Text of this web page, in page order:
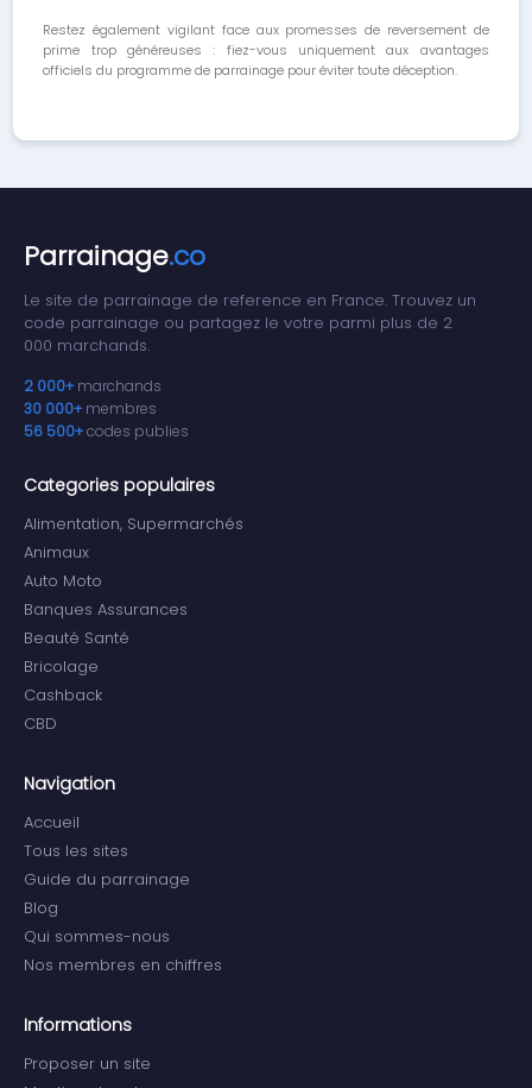
Restez également vigilant face aux promesses de reversement de
prime trop généreuses : fiez-vous uniquement aux avantages
officiels du programme de parrainage pour éviter toute déception.
Parrainage.co
Le site de parrainage de reference en France. Trouvez un
code parrainage ou partagez le votre parmi plus de 2
000 marchands.
2 000+ marchands
30 000+ membres
56 500+codes publies
Categories populaires
Alimentation, Supermarchés
Animaux
Auto Moto
Banques Assurances
Beauté Santé
Bricolage
Cashback
CBD
Navigation
Accueil
Tous les sites
Guide du parrainage
Blog
Qui sommes-nous
Nos membres en chiffres
Informations
Proposer un site